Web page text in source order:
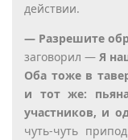
действии.
— Разрешите
заговорил —Я
Оба тоже в
и тот же:
участников, и
чуть-чуть